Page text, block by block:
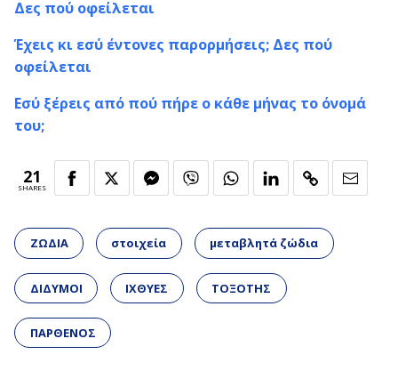
Δες πού οφείλεται
Έχεις κι εσύ έντονες παρορμήσεις; Δες πού
οφείλεται
Εσύ ξέρεις από πού πήρε ο κάθε μήνας το όνομά
του;
21
SHARES
ΖΩΔΙΑ στοιχεία μεταβλητά ζώδια
ΔΙΔΥΜΟΙ ΙΧΘΥΕΣ ΤΟΞΟΤΗΣ
ΠΑΡΘΕΝΟΣ